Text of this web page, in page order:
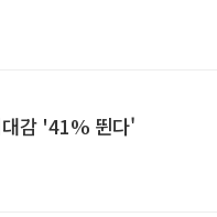
감 '41% 뛴다'